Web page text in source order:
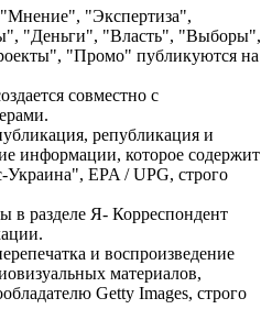
"Экспертиза",
"Деньги", "Власть", "Выборы",
"Промо" публикуются на
совместно с
републикация и
информации, которое содержит
EPA / UPG, строго
в разделе Я- Корреспондент
и воспроизведение
материалов,
Getty Images, строго